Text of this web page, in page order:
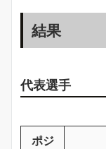
結果
代表選手
ポジ